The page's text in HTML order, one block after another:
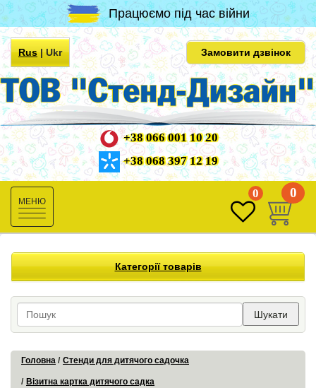
Працюємо під час війни
Rus|Ukr Замовити дзвінок
+38 066 001 10 20
+38 068 397 12 19
Toggle
navigation
0 0
Категорії товарів
Шукати
Головна Стенди для дитячого садочка
Візитна картка дитячого садка